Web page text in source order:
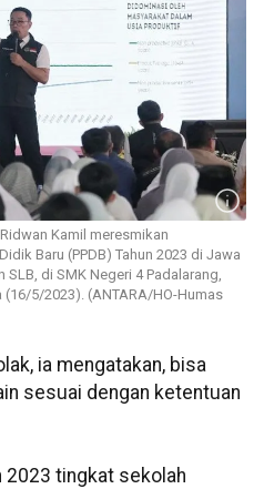
Kamil meresmikan
Baru (PPDB) Tahun 2023 di Jawa
SLB, di SMK Negeri 4 Padalarang,
5/2023). (ANTARA/HO-Humas
ia mengatakan, bisa
sesuai dengan ketentuan
2023 tingkat sekolah